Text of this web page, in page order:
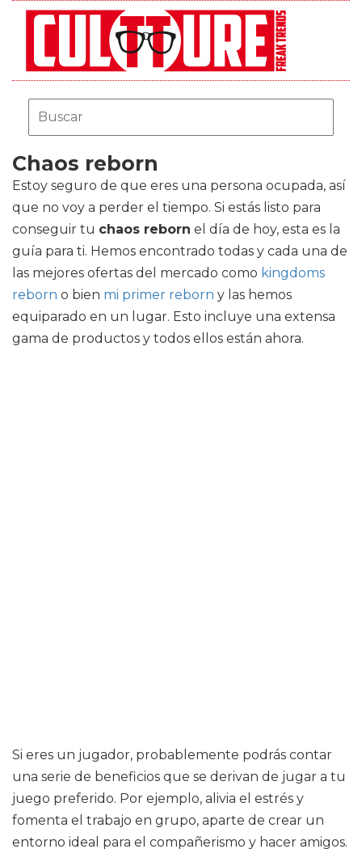
Chaos reborn
Estoy seguro de que eres una persona ocupada, así
que no voy a perder el tiempo. Si estás listo para
conseguir tu chaos reborn el día de hoy, esta es la
guía para ti. Hemos encontrado todas y cada una de
las mejores ofertas del mercado como kingdoms
reborn o bien mi primer reborn y las hemos
equiparado en un lugar. Esto incluye una extensa
gama de productos y todos ellos están ahora.
Si eres un jugador, probablemente podrás contar
una serie de beneficios que se derivan de jugar a tu
juego preferido. Por ejemplo, alivia el estrés y
fomenta el trabajo en grupo, aparte de crear un
entorno ideal para el compañerismo y hacer amigos.